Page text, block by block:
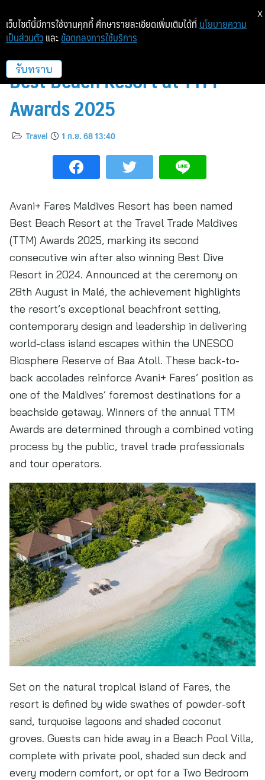
Avani+ Fares Maldives Named
Best Beach Resort at TTM
Awards 2025
Travel 1 ก.ย. 68 13:40
Avani+ Fares Maldives Resort has been named
Best Beach Resort at the Travel Trade Maldives
(TTM) Awards 2025, marking its second
consecutive win after also winning Best Dive
Resort in 2024. Announced at the ceremony on
28th August in Malé, the achievement highlights
the resort’s exceptional beachfront setting,
contemporary design and leadership in delivering
world-class island escapes within the UNESCO
Biosphere Reserve of Baa Atoll. These back-to-
back accolades reinforce Avani+ Fares’ position as
one of the Maldives’ foremost destinations for a
beachside getaway. Winners of the annual TTM
Awards are determined through a combined voting
process by the public, travel trade professionals
and tour operators.
Set on the natural tropical island of Fares, the
resort is defined by wide swathes of powder-soft
sand, turquoise lagoons and shaded coconut
groves. Guests can hide away in a Beach Pool Villa,
complete with private pool, shaded sun deck and
every modern comfort, or opt for a Two Bedroom
เว็บไซต์นี้มีการใช้งานคุกกี้ ศึกษารายละเอียดเพิ่มเติมได้ที่ นโยบายความ
เป็นส่วนตัว และ ข้อตกลงการใช้บริการ
รับทราบ
X